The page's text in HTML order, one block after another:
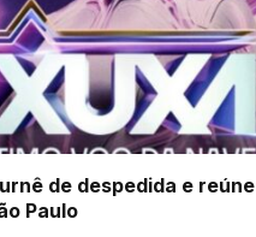
de despedida e reúne
Paulo